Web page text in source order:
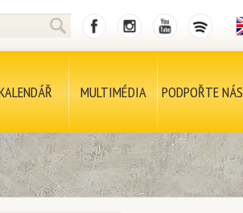
MULTIMÉDIA PODPOŘTE NÁS